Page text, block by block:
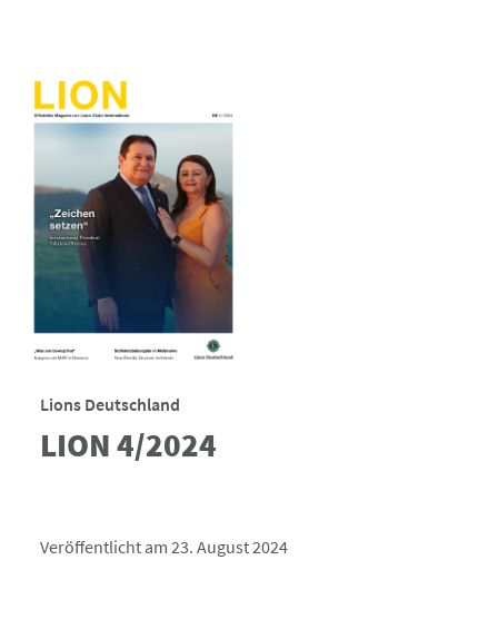
Lions Deutschland
LION 4/2024
Veröffentlicht am 23. August 2024